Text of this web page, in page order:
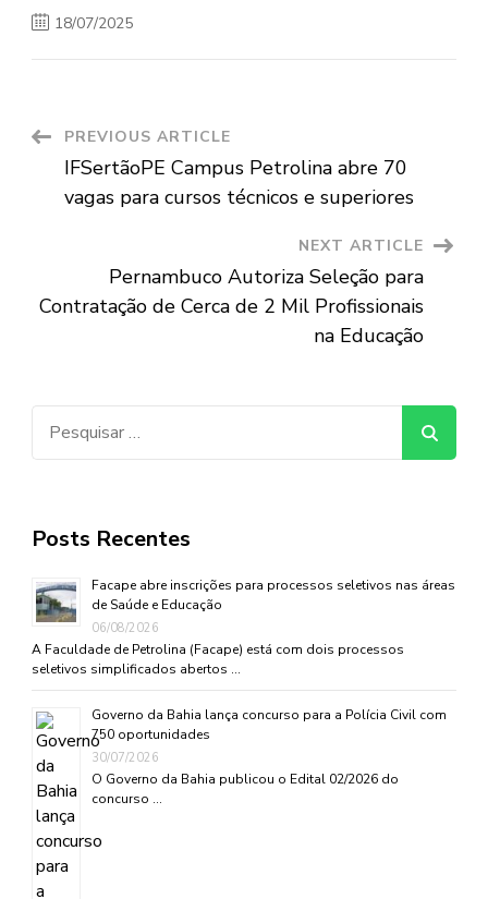
18/07/2025
Post
Navigation
PREVIOUS ARTICLE
IFSertãoPE Campus Petrolina abre 70
vagas para cursos técnicos e superiores
NEXT ARTICLE
Pernambuco Autoriza Seleção para
Contratação de Cerca de 2 Mil Profissionais
na Educação
Posts Recentes
Facape abre inscrições para processos seletivos nas áreas
de Saúde e Educação
06/08/2026
A Faculdade de Petrolina (Facape) está com dois processos
seletivos simplificados abertos …
Governo da Bahia lança concurso para a Polícia Civil com
750 oportunidades
30/07/2026
O Governo da Bahia publicou o Edital 02/2026 do
concurso …